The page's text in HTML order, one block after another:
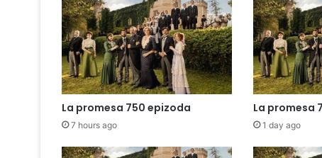
La promesa 750 epizoda
7 hours ago
La promesa
1 day ago